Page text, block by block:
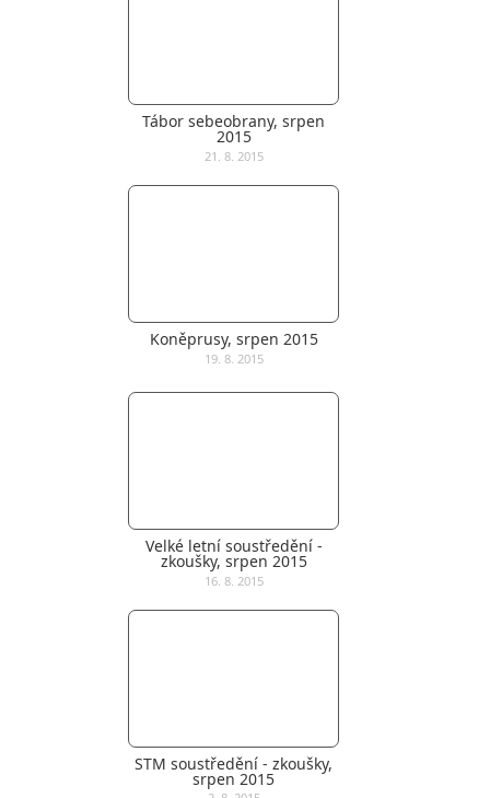
Tábor sebeobrany, srpen
2015
21. 8. 2015
Koněprusy, srpen 2015
19. 8. 2015
Velké letní soustředění -
zkoušky, srpen 2015
16. 8. 2015
STM soustředění - zkoušky,
srpen 2015